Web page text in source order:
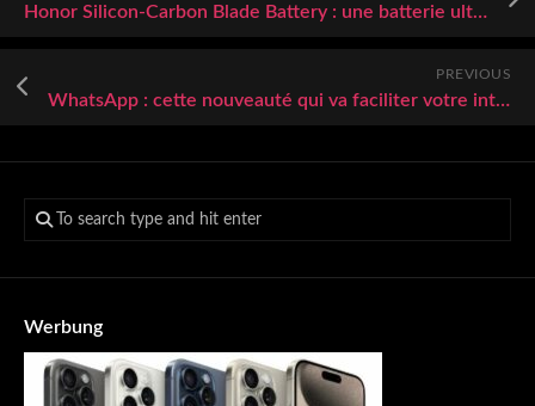
Honor Silicon-Carbon Blade Battery : une batterie ultra-fine qui vise 6 600 mAh et plus sur le Magic V6
PREVIOUS
WhatsApp : cette nouveauté qui va faciliter votre intégration aux discussions de groupe
Werbung